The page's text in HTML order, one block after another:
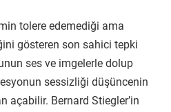
tolere edemediği ama
gösteren son sahici tepki
ses ve imgelerle dolup
sessizliği düşüncenin
açabilir. Bernard Stiegler’in